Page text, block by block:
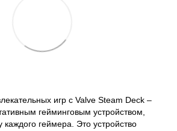
игр с Valve Steam Deck –
гейминговым устройством,
геймера. Это устройство